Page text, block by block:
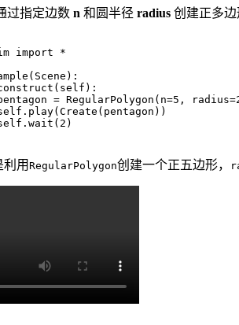
过指定边数 n 和圆半径 radius 创建正多
import *
= RegularPolygon(n=5,
利用 RegularPolygon创建一个正五边形，